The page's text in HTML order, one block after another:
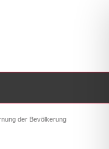
der Bevölkerung